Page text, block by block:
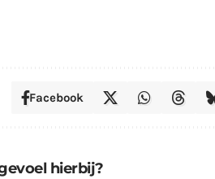
Facebook
hierbij?